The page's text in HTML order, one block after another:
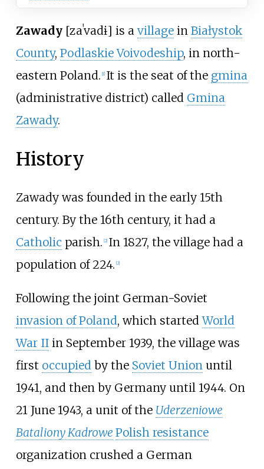
Zawady [zaˈvadɨ] is a villagein Białystok
County, Podlaskie Voivodeship, in north-
eastern Poland. 1] It is the seat of the gmina
(administrative district) called Gmina
Zawady.
History
Zawady was founded in the early 15th
century. By the 16th century, it had a
Catholic parish. 2] In 1827, the village had a
population of 224. 2]
Following the joint German-Soviet
invasion of Poland, which startedWorld
War IIin September 1939, the village was
first occupiedby the Soviet Unionuntil
1941, and then by Germany until 1944. On
21 June 1943, a unit of the Uderzeniowe
Bataliony Kadrowe Polish resistance
organization crushed a German